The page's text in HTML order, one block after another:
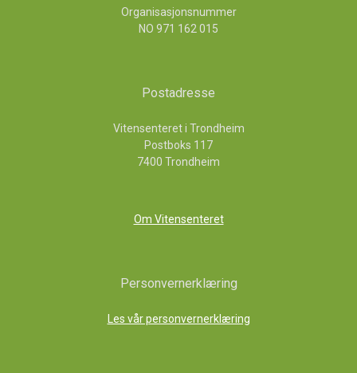
Organisasjonsnummer
NO 971 162 015
Postadresse
Vitensenteret i Trondheim
Postboks 117
7400 Trondheim
Om Vitensenteret
Personvernerklæring
Les vår personvernerklæring